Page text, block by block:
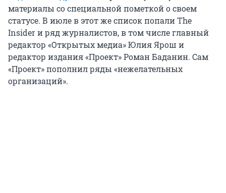
материалы со специальной пометкой о своем
статусе. В июле в этот же список попали The
Insider и ряд журналистов, в том числе главный
редактор «Открытых медиа» Юлия Ярош и
редактор издания «Проект» Роман Баданин. Сам
«Проект» пополнил ряды «нежелательных
организаций».